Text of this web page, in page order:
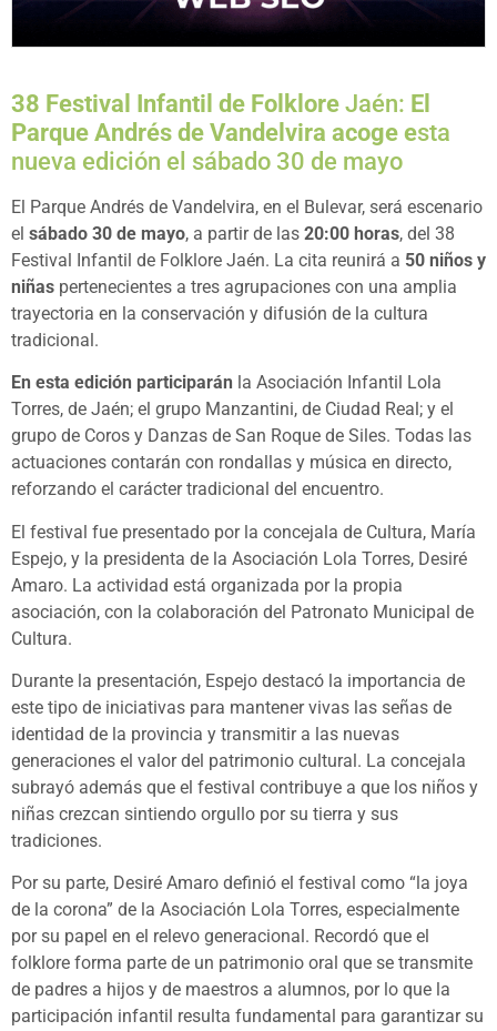
38 Festival Infantil de Folklore Jaén: El
Parque Andrés de Vandelvira acoge esta
nueva edición el sábado 30 de mayo
El Parque Andrés de Vandelvira, en el Bulevar, será escenario
el sábado 30 de mayo, a partir de las 20:00 horas, del 38
Festival Infantil de Folklore Jaén. La cita reunirá a 50 niños y
niñas pertenecientes a tres agrupaciones con una amplia
trayectoria en la conservación y difusión de la cultura
tradicional.
En esta edición participarán la Asociación Infantil Lola
Torres, de Jaén; el grupo Manzantini, de Ciudad Real; y el
grupo de Coros y Danzas de San Roque de Siles. Todas las
actuaciones contarán con rondallas y música en directo,
reforzando el carácter tradicional del encuentro.
El festival fue presentado por la concejala de Cultura, María
Espejo, y la presidenta de la Asociación Lola Torres, Desiré
Amaro. La actividad está organizada por la propia
asociación, con la colaboración del Patronato Municipal de
Cultura.
Durante la presentación, Espejo destacó la importancia de
este tipo de iniciativas para mantener vivas las señas de
identidad de la provincia y transmitir a las nuevas
generaciones el valor del patrimonio cultural. La concejala
subrayó además que el festival contribuye a que los niños y
niñas crezcan sintiendo orgullo por su tierra y sus
tradiciones.
Por su parte, Desiré Amaro definió el festival como “la joya
de la corona” de la Asociación Lola Torres, especialmente
por su papel en el relevo generacional. Recordó que el
folklore forma parte de un patrimonio oral que se transmite
de padres a hijos y de maestros a alumnos, por lo que la
participación infantil resulta fundamental para garantizar su